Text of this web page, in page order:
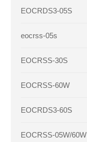
EOCRDS3-05S
eocrss-05s
EOCRSS-30S
EOCRSS-60W
EOCRDS3-60S
EOCRSS-05W/60W